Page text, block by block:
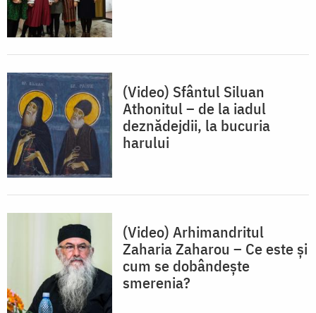
(Video) Sfântul Siluan
Athonitul – de la iadul
deznădejdii, la bucuria
harului
(Video) Arhimandritul
Zaharia Zaharou – Ce este și
cum se dobândește
smerenia?